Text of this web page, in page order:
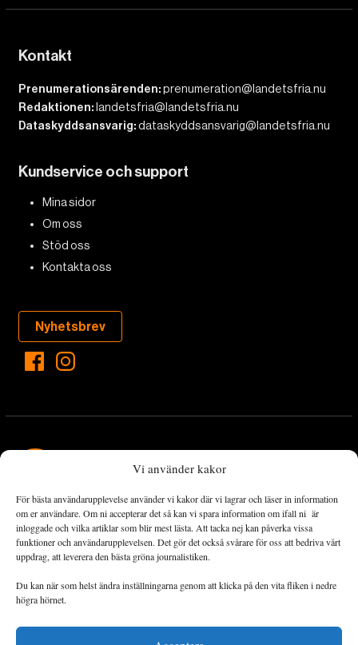
Vi använder kakor
För bästa användarupplevelse använder vi kakor där vi lagrar och läser in information
om er användare. Om ni accepterar det så kan vi spara information om ifall ni är
inloggade och vilka artiklar som blir mest lästa. Att tacka nej kan påverka vissa
funktioner och användarupplevelsen. Det gör det också svårare för oss att bedriva vårt
uppdrag, att leverera den bästa gröna journalistiken.
Du kan när som helst ändra inställningarna genom att klicka på den vita fliken i nedre
högra hörnet.
Kontakt
Prenumerationsärenden:prenumeration@landetsfria.nu
Redaktionen: landetsfria@landetsfria.nu
Dataskyddsansvarig:dataskyddsansvarig@landetsfria.nu
Kundservice och support
Mina sidor
Om oss
Stöd oss
Kontakta oss
Nyhetsbrev
Landets Fria Tidning är en nyhetstidning med bred bevakning av
det viktigaste som händer lokalt och globalt och med fokus på
omställningsrörelsen. En omställning till ett hållbart samhälle går
både via starka och lika rättigheter för alla människor, minskade
ekonomiska och sociala klyftor, samt utrymme för allt levande att
utvecklas och frodas.